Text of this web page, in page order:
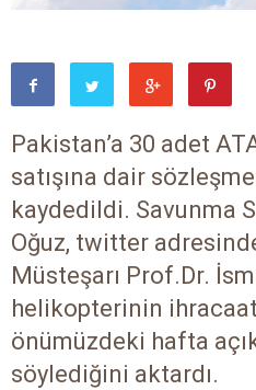
Pakistan’a 30 adet
satışına dair
kaydedildi. Savunma
Oğuz, twitter
Müsteşarı Prof.Dr.
helikopterinin ihracaat
önümüzdeki hafta
söylediğini aktardı.